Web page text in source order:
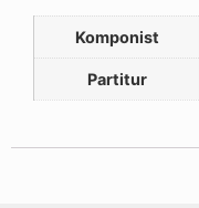
Komponist
Partitur